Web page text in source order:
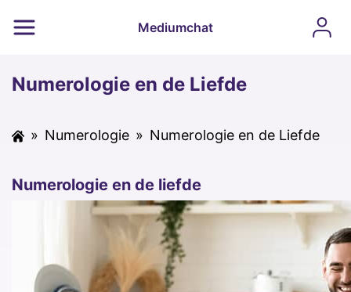
Mediumchat
Numerologie en de Liefde
» Numerologie » Numerologie en de Liefde
Numerologie en de liefde